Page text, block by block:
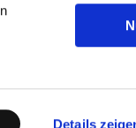
Details